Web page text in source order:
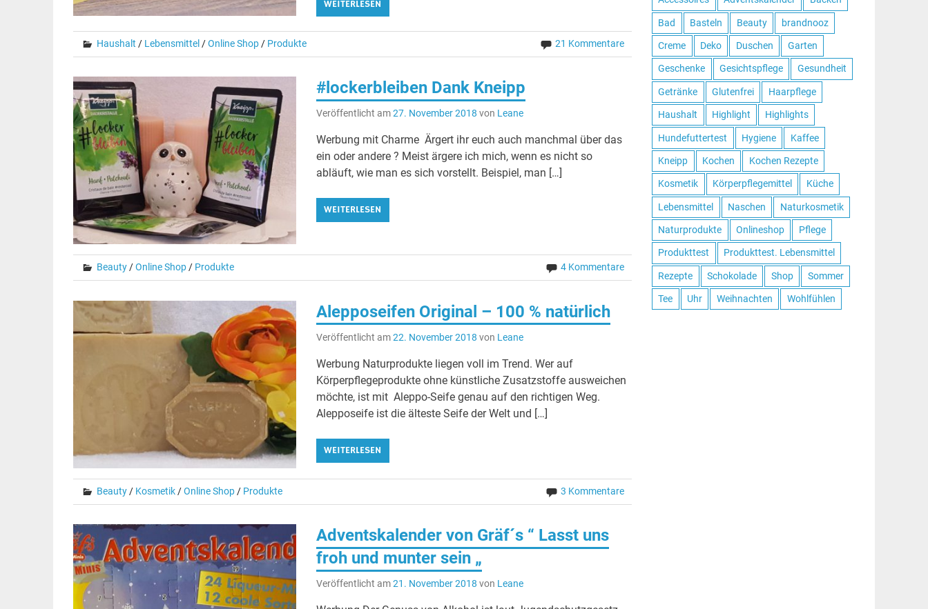
WEITERLESEN
Haushalt / Lebensmittel/Online Shop/ Produkte 21 Kommentare
#lockerbleiben Dank Kneipp
Veröffentlicht am27. November 2018 von Leane
Werbung mit Charme Ärgert ihr euch auch manchmal über das
ein oder andere ? Meist ärgere ich mich, wenn es nicht so
abläuft, wie man es sich vorstellt. Beispiel, man […]
WEITERLESEN
Beauty/Online Shop/ Produkte 4 Kommentare
Alepposeifen Original – 100 % natürlich
Veröffentlicht am22. November 2018 von Leane
Werbung Naturprodukte liegen voll im Trend. Wer auf
Körperpflegeprodukte ohne künstliche Zusatzstoffe ausweichen
möchte, ist mit Aleppo-Seife genau auf den richtigen Weg.
Alepposeife ist die älteste Seife der Welt und […]
WEITERLESEN
Beauty/ Kosmetik/Online Shop/ Produkte 3 Kommentare
Adventskalender von Gräf´s “ Lasst uns
froh und munter sein „
Veröffentlicht am21. November 2018 von Leane
Bad Basteln Beauty brandnooz
Creme Deko Duschen Garten
Geschenke Gesichtspflege Gesundheit
Getränke Glutenfrei Haarpflege
Haushalt Highlight Highlights
Hundefuttertest Hygiene Kaffee
Kneipp Kochen Kochen Rezepte
Kosmetik Körperpflegemittel Küche
Lebensmittel Naschen Naturkosmetik
Naturprodukte Onlineshop Pflege
Produkttest Produkttest. Lebensmittel
Rezepte Schokolade Shop Sommer
Tee Uhr Weihnachten Wohlfühlen